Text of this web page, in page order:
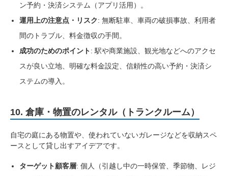
ン予約・決済システム（アプリ活用）。
運用上の注意点・リスク: 無断駐車、車両の破損事故、利用者
間のトラブル、料金徴収の手間。
成功のためのポイント: 駅や商業施設、観光地などへのアクセ
スが良い立地、明確な料金設定、信頼性の高い予約・決済シ
ステムの導入。
10. 倉庫・物置のレンタル（トランクルーム）
自宅の庭にある物置や、使われていないガレージなどを収納スペ
ースとして貸し出すアイデアです。
ターゲット顧客層: 個人（引越し中の一時保管、季節物、レジ